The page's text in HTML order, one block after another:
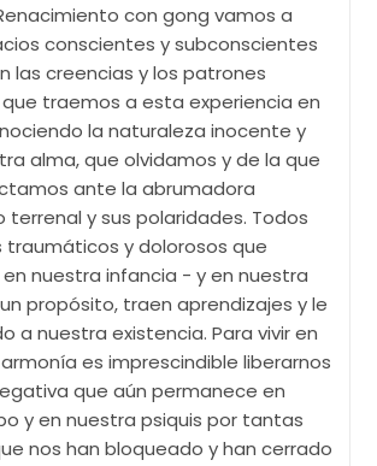
con gong vamos a
conscientes y subconscientes
las creencias y los patrones
traemos a esta experiencia en
la naturaleza inocente y
alma, que olvidamos y de la que
ante la abrumadora
terrenal y sus polaridades. Todos
traumáticos y dolorosos que
nuestra infancia - y en nuestra
propósito, traen aprendizajes y le
a nuestra existencia. Para vivir en
es imprescindible liberarnos
que aún permanece en
y en nuestra psiquis por tantas
nos han bloqueado y han cerrado